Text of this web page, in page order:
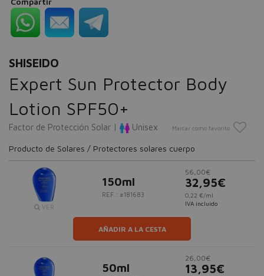
SHISEIDO
Expert Sun Protector Body
Lotion SPF50+
Factor de Protección Solar | Unisex Marcar como favorito
Producto de Solares / Protectores solares cuerpo
VER
150ml
REF.: #181683
56,00€
32,95€
0,22 €/ml
IVA incluido
AÑADIR A LA CESTA
50ml
26,00€
13,95€